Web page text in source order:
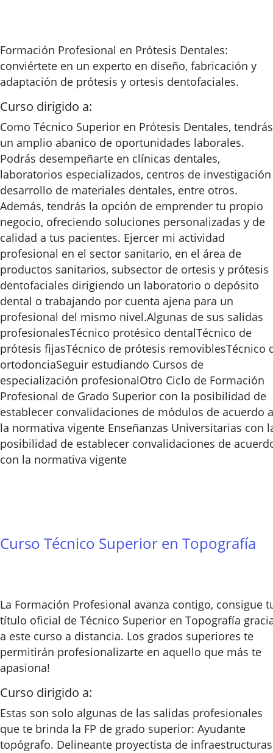
Formación Profesional en Prótesis Dentales:
conviértete en un experto en diseño, fabricación y
adaptación de prótesis y ortesis dentofaciales.
Curso dirigido a:
Como Técnico Superior en Prótesis Dentales, tendrás
un amplio abanico de oportunidades laborales.
Podrás desempeñarte en clínicas dentales,
laboratorios especializados, centros de
desarrollo de materiales dentales, entre otros.
Además, tendrás la opción de emprender tu propio
negocio, ofreciendo soluciones personalizadas y de
calidad a tus pacientes. Ejercer mi actividad
profesional en el sector sanitario, en el área de
productos sanitarios, subsector de ortesis y prótesis
dentofaciales dirigiendo un laboratorio o depósito
dental o trabajando por cuenta ajena para un
profesional del mismo nivel.Algunas de sus salidas
profesionalesTécnico protésico dentalTécnico de
prótesis fijasTécnico de prótesis removiblesTécnico
ortodonciaSeguir estudiando Cursos de
especialización profesionalOtro Ciclo de Formación
Profesional de Grado Superior con la posibilidad de
establecer convalidaciones de módulos de acuerdo a
la normativa vigente Enseñanzas Universitarias con
posibilidad de establecer convalidaciones de
con la normativa vigente
Curso Técnico Superior en Topografía
La Formación Profesional avanza contigo, consigue
título oficial de Técnico Superior en Topografía
a este curso a distancia. Los grados superiores te
permitirán profesionalizarte en aquello que más te
apasiona!
Curso dirigido a:
Estas son solo algunas de las salidas profesionales
que te brinda la FP de grado superior: Ayudante
topógrafo. Delineante proyectista de